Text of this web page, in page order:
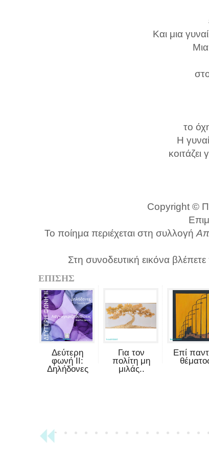
Και μια
το
Η
Copyright ©
Το ποίημα περιέχεται στη συλλογή
Στη συνοδευτική εικόνα
ΕΠΙΣΗΣ
Δεύτερη
φωνή II:
Δηλήδονες
Για τον
πολίτη μη
μιλάς..
Επί